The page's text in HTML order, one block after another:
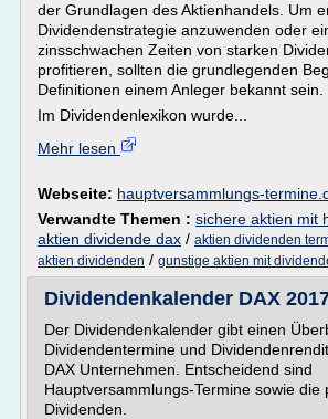
der Grundlagen des Aktienhandels. Um
Dividendenstrategie anzuwenden oder
zinsschwachen Zeiten von starken
profitieren, sollten die grundlegenden
Definitionen einem Anleger bekannt sein.
Im Dividendenlexikon wurde...
Mehr lesen
Webseite: hauptversammlungs-
Verwandte Themen : sichere aktien mit
aktien dividende dax / aktien dividenden
aktien dividenden / gunstige aktien mit
Dividendenkalender DAX
Der Dividendenkalender gibt einen
Dividendentermine und
DAX Unternehmen. Entscheidend sind
Hauptversammlungs-Termine sowie die
Dividenden.